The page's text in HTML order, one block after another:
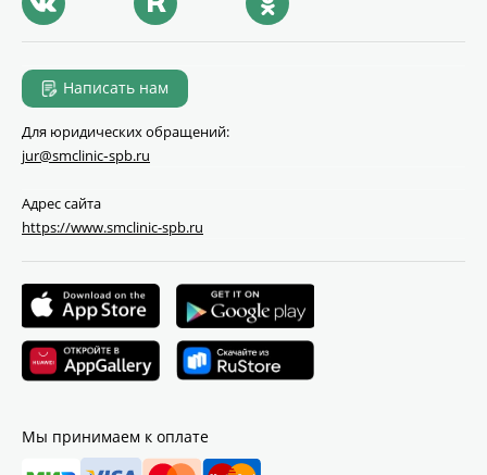
Написать нам
Для юридических обращений:
jur@smclinic‑spb.ru
Адрес сайта
https://www.smclinic-spb.ru
Мы принимаем к оплате